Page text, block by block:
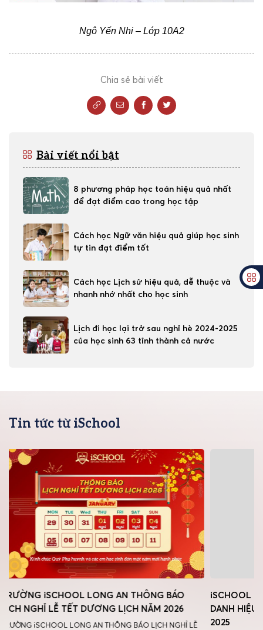
Ngô Yến Nhi – Lớp 10A2
Chia sẻ bài viết
Bài viết nổi bật
8 phương pháp học toán hiệu quả nhất
để đạt điểm cao trong học tập
Cách học Ngữ văn hiệu quả giúp học sinh
tự tin đạt điểm tốt
Cách học Lịch sử hiệu quả, dễ thuộc và
nhanh nhớ nhất cho học sinh
Lịch đi học lại trở sau nghỉ hè 2024-2025
của học sinh 63 tỉnh thành cả nước
Tin tức từ iSchool
AN THÔNG BÁO
LỊCH NĂM 2026
BÁO LỊCH NGHỈ LỄ
iSCHOOL LONG AN VINH DANH
DANH HIỆU “HỌC SINH 3 TỐT” CẤP
2025